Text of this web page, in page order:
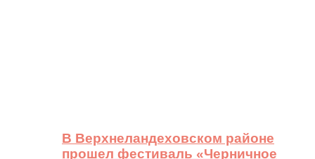
В Верхнеландеховском районе
прошел фестиваль «Черничное